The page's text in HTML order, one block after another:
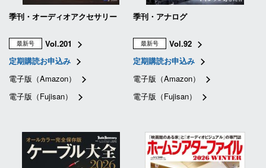
季刊・オーディオアクセサリー
最新号
Vol.201
定期購読お申込み
電子版（Amazon）
電子版（Fujisan）
季刊・アナログ
最新号
Vol.92
定期購読お申込み
電子版（Amazon）
電子版（Fujisan）